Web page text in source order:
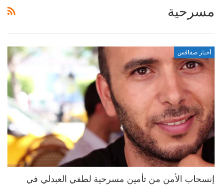
مسرحية
أخبار صفاقس
إنسحاب الأمن من تأمين مسرحية لطفي العبدلي في